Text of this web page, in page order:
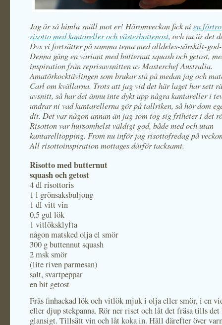
Jag är så himla snäll mot er! Häromveckan fick nien
risotto med kantareller och västerbottenost, och nu är det
Dvs vi fortsätter på samma tema med alldeles-särskilt-
Denna gång en variant med butternut squash och getost,
inspiration från reprisavsnitten av Masterchef Australia.
Amatörkocktävlingen som brukar stå på medan jag och
Carl om kvällarna. Trots att jag vid det här laget har sett
avsnitt, så har det ännu inte dykt upp några kantareller i
undrar ni vad kantarellerna gör på tallriken, så hör dom
dit. Det var någon annan än jag som tog sig friheter i det
Risotton var hursomhelst väldigt god, både med och utan
kantarelltopping. From nu inför jag risottofredag på
All risottoinspiration mottages därför tacksamt.
Risotto med butternut
squash och getost
4 dl risottoris
1 l grönsaksbuljong
1 dl vitt vin
0,5 gul lök
1 vitlöksklyfta
någon matsked olja el smör
300 g buttennut squash
2 msk smör
(lite riven parmesan)
salt, svartpeppar
en bit getost
Fräs finhackad lök och vitlök mjuk i olja eller smör, i en
eller djup stekpanna. Rör ner riset och låt det fräsa tills
glansigt. Tillsätt vin och låt koka in. Häll därefter över